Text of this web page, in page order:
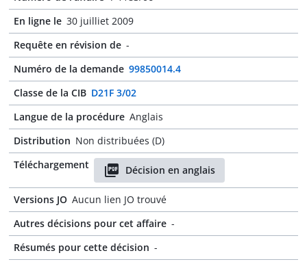
En ligne le 30 juilliet 2009
Requête en révision de -
Numéro de la demande 99850014.4
Classe de la CIB D21F 3/02
Langue de la procédure Anglais
Distribution Non distribuées (D)
Téléchargement
Décision en anglais
Versions JO Aucun lien JO trouvé
Autres décisions pour cet affaire -
Résumés pour cette décision -